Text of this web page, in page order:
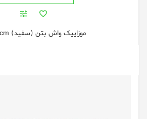
موزاییک واش بتن (سفید) 50x50cm